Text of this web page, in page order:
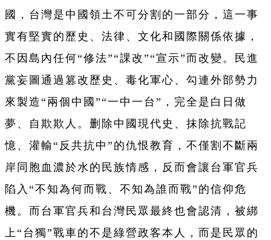
國，台灣是中國領土不可分割的一部分，這一事
實有堅實的歷史、法律、文化和國際關係依據，
不因島內任何“修法”“課改”“宣示”而改變。民進
黨妄圖通過篡改歷史、毒化軍心、勾連外部勢力
來製造“兩個中國”“一中一台”，完全是白日做
夢、自欺欺人。删除中國現代史、抹除抗戰記
憶、灌輸“反共抗中”的仇恨教育，不僅割不斷兩
岸同胞血濃於水的民族情感，反而會讓台軍官兵
陷入“不知為何而戰、不知為誰而戰”的信仰危
機。而台軍官兵和台灣民眾最終也會認清，被綁
上“台獨”戰車的不是綠營政客本人，而是民眾的